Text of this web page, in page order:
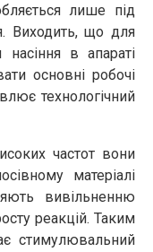
лише під
Виходить, що для
насіння в апараті
основні робочі
технологічний
частот вони
матеріалі
вивільненню
реакцій. Таким
стимулювальний